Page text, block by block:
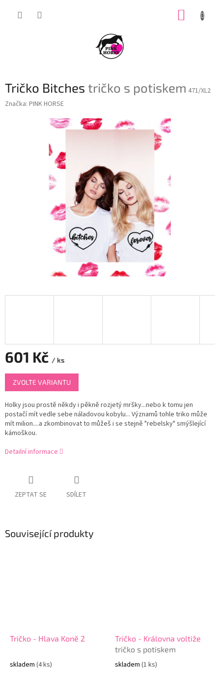
Tričko Bitches tričko s potiskem 471/XL2
Značka: PINK HORSE
601 Kč / ks
Měrná
cena:
ZVOLTE VARIANTU
Holky jsou prostě někdy i pěkně rozjetý mršky...nebo k tomu jen
postačí mít vedle sebe náladovou kobylu... Významů tohle triko může
mít milion....a zkombinovat to můžeš i se stejně "rebelsky" smýšlející
kámoškou.
Detailní informace
ZEPTAT SE SDÍLET
Související produkty
Tričko - Hlava Koně 2
skladem (4 ks)
Tričko - Královna voltiže
tričko s potiskem
skladem (1 ks)